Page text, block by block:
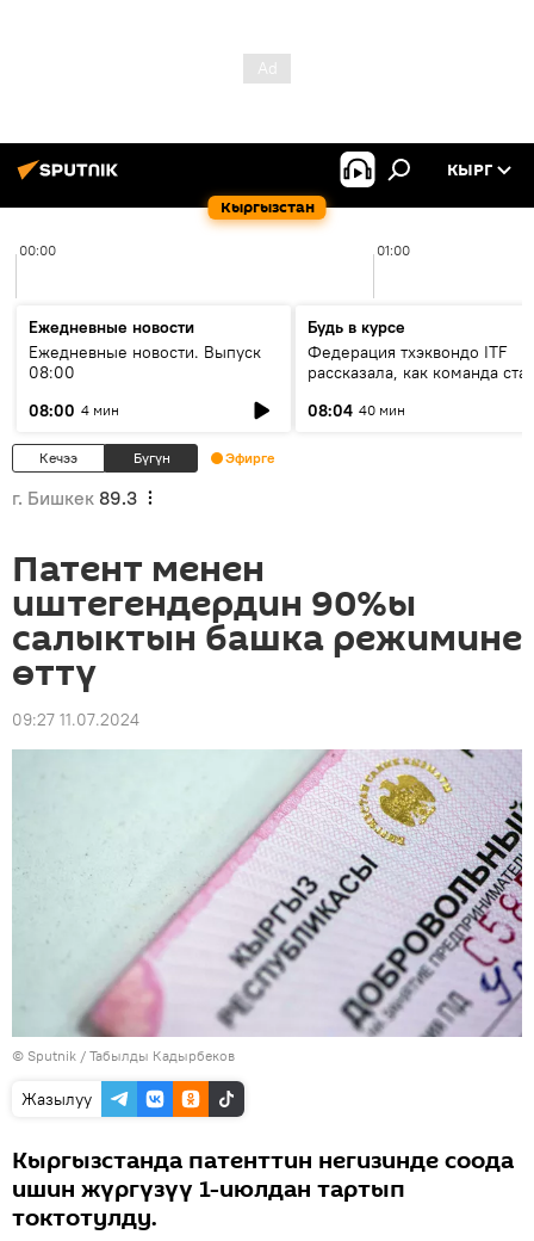
Кыргызстан
КЫРГ
00:00 01:00
Ежедневные новости
Ежедневные новости. Выпуск
08:00
08:00 4 мин
Будь в курсе
Федерация тхэквондо ITF
рассказала, как команда
08:04 40 мин
Кечээ Бүгүн Эфирге
г. Бишкек 89.3
Патент менен
иштегендердин 90%ы
салыктын башка режимине
өттү
09:27 11.07.2024
© Sputnik / Табылды Кадырбеков
Жазылуу
Кыргызстанда патенттин негизинде соода
ишин жүргүзүү 1-июлдан тартып
токтотулду.